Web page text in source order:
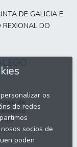
DE GALICIA E
REXIONAL DO
de
os
de redes
socios de
poden